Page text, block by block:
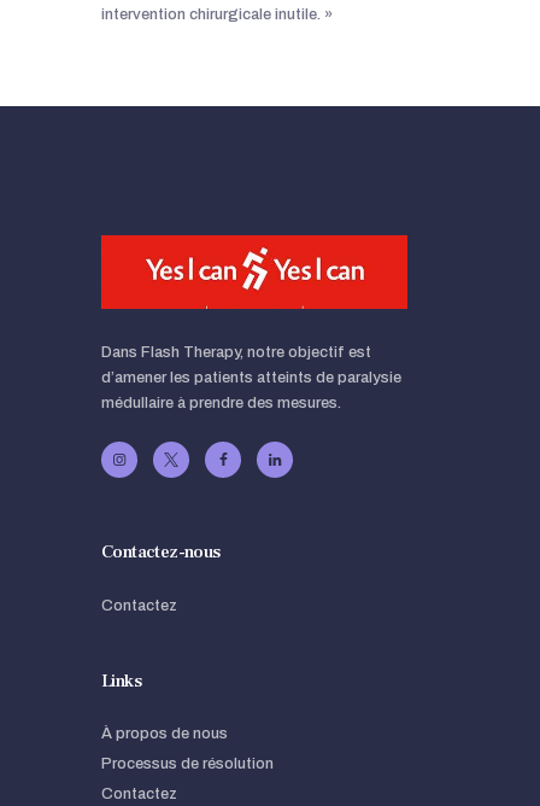
intervention chirurgicale inutile. »
Dans Flash Therapy, notre objectif est
d’amener les patients atteints de paralysie
médullaire à prendre des mesures.
Contactez-nous
Contactez
Links
À propos de nous
Processus de résolution
Contactez